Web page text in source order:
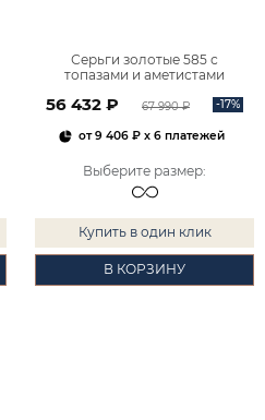
Серьги золотые 585 с
топазами и аметистами
56 432 ₽ 67 990 ₽ -17%
от9 406 ₽x 6 платежей
Выберите размер:
Купить в один клик
В КОРЗИНУ